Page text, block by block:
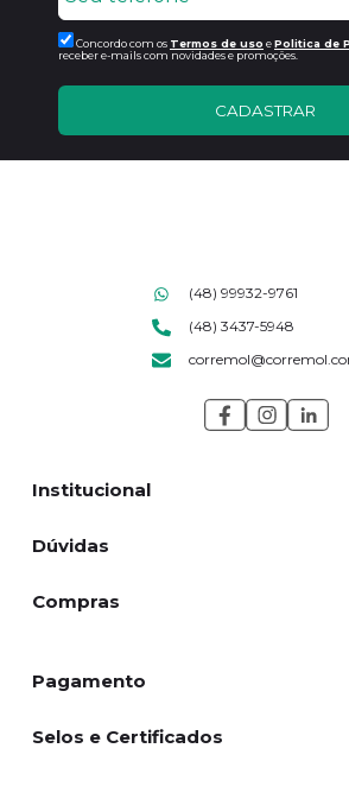
Concordo com os Termos de uso ePolitica de
receber e-mails com novidades e promoções.
CADASTRAR
Institucional
Dúvidas
Compras
(48) 99932-9761
(48) 3437-5948
Pagamento
Selos e Certificados